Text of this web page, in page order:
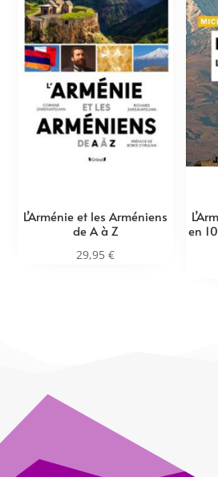
L’Arménie et les Arméniens
de A à Z
29,95€
en